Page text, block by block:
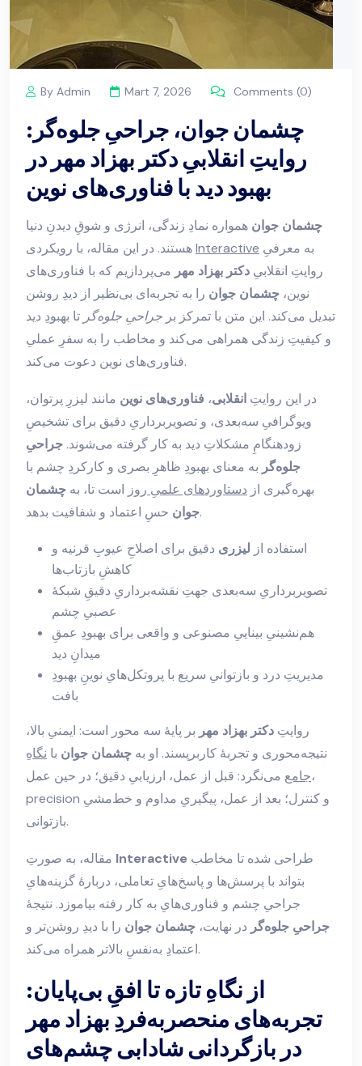
By Admin Mart 7, 2026 Comments (0)
چشمان جوان، جراحیِ جلوه‌گر:
روایتِ انقلابیِ دکتر بهزاد مهر در
بهبود دید با فناوری‌های نوین
چشمان جوان همواره نمادِ زندگی، انرژی و شوقِ دیدنِ دنیا
Interactive
روایتِ انقلابیِ دکتر بهزاد مهر می‌پردازیم که با فناوری‌های
نوین، چشمان جوان را به تجربه‌ای بی‌نظیر از دیدِ روشن
تبدیل می‌کند. این متن با تمرکز بر جراحیِ جلوه‌گر تا بهبودِ دید
و کیفیتِ زندگی همراهی می‌کند و مخاطب را به سفرِ عملیِ
فناوری‌های نوین دعوت می‌کند.
در این روایتِ انقلابی، فناوری‌های نوین مانند لیزرِ پرتوان،
ویوگرافیِ سه‌بعدی، و تصویربرداریِ دقیق برای تشخیصِ
زودهنگامِ مشکلاتِ دید به کار گرفته می‌شوند. جراحیِ
جلوه‌گر به معنای بهبودِ ظاهرِ بصری و کارکردِ چشم با
بهره‌گیری از دستاوردهای علمیِ روز است تا، به چشمان
جوانحسِ اعتماد و شفافیت بدهد.
استفاده از لیزری دقیق برای اصلاحِ عیوبِ قرنیه و
کاهشِ بازتاب‌ها
تصویربرداریِ سه‌بعدی جهتِ نقشه‌برداریِ دقیقِ شبکهٔ
عصبیِ چشم
هم‌نشینیِ بیناییِ مصنوعی و واقعی برای بهبودِ عمقِ
میدانِ دید
مدیریتِ درد و بازتوانیِ سریع با پروتکل‌هایِ نوینِ بهبودِ
بافت
روایتِ دکتر بهزاد مهر بر پایهٔ سه محور است: ایمنیِ بالا،
نتیجه‌محوری و تجربهٔ کاربرپسند. او به چشمان جوان با نگاهِ
جامع می‌نگرد: قبل از عمل، ارزیابیِ دقیق؛ در حین عمل،
precision و کنترل؛ بعد از عمل، پیگیریِ مداوم و خط‌مشیِ
بازتوانی.
Interactive
بتواند با پرسش‌ها و پاسخ‌هایِ تعاملی، دربارهٔ گزینه‌هایِ
جراحیِ چشم و فناوری‌هایِ به کار رفته بیاموزد. نتیجهٔ
جراحیِ جلوه‌گر در نهایت، چشمان جوان را با دیدِ روشن‌تر و
اعتمادِ به‌نفسِ بالاتر همراه می‌کند.
از نگاهِ تازه تا افقِ بی‌پایان:
تجربه‌های منحصربه‌فردِ بهزاد مهر
در بازگردانی شادابی چشم‌های